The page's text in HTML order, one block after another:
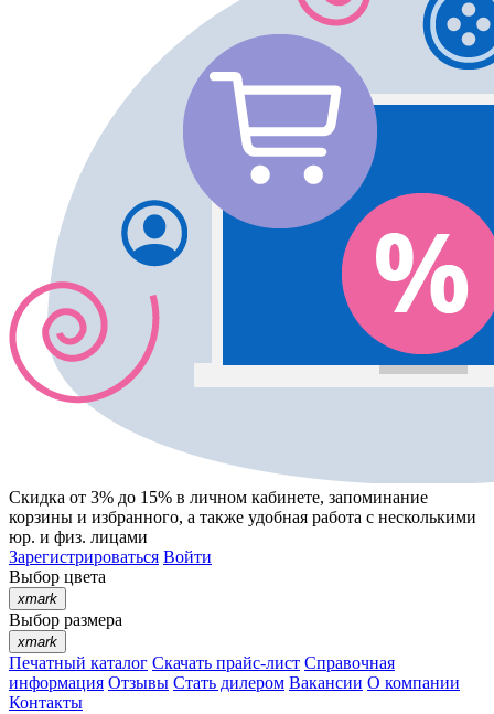
Скидка от 3% до 15% в личном кабинете, запоминание
корзины и избранного, а также удобная работа с несколькими
юр. и физ. лицами
Зарегистрироваться Войти
Выбор цвета
xmark
Выбор размера
xmark
Печатный каталог Скачать прайс-лист Справочная
информация Отзывы Стать дилером Вакансии О компании
Контакты